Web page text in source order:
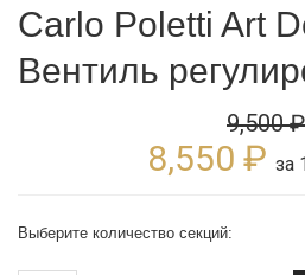
Carlo Poletti Art
Вентиль
9,500₽
8,550 ₽ за
Выберите количество секций: